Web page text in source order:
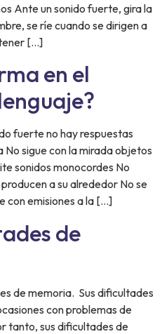
Ante un sonido fuerte, gira la
se ríe cuando se dirigen a
[…]
en el
fuerte no hay respuestas
sigue con la mirada objetos
sonidos monocordes No
a su alrededor No se
con emisiones a la […]
de
de memoria. Sus dificultades
con problemas de
tanto, sus dificultades de